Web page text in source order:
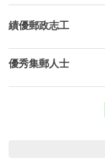
績優郵政志工
優秀集郵人士